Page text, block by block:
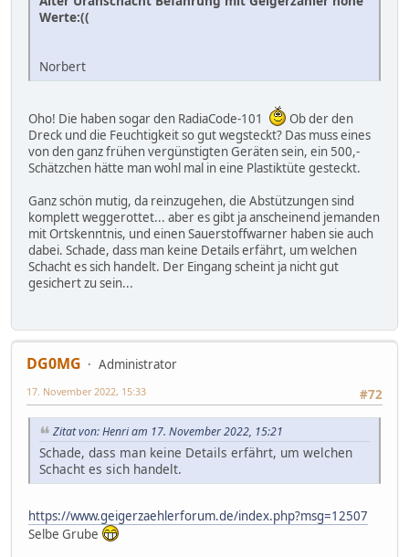
Werte:((
Norbert
Oho! Die haben sogar den RadiaCode-101
Ob der den
Dreck und die Feuchtigkeit so gut wegsteckt? Das muss eines
von den ganz frühen vergünstigten Geräten sein, ein 500,-
Schätzchen hätte man wohl mal in eine Plastiktüte gesteckt.
Ganz schön mutig, da reinzugehen, die Abstützungen sind
komplett weggerottet... aber es gibt ja anscheinend jemanden
mit Ortskenntnis, und einen Sauerstoffwarner haben sie auch
dabei. Schade, dass man keine Details erfährt, um welchen
Schacht es sich handelt. Der Eingang scheint ja nicht gut
gesichert zu sein...
DG0MG
Administrator
#72
17. November 2022, 15:33
Zitat von: Henri am 17. November 2022, 15:21
Schade, dass man keine Details erfährt, um welchen
Schacht es sich handelt.
https://www.geigerzaehlerforum.de/index.php?msg=12507
Selbe Grube